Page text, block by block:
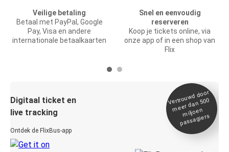
Veilige betaling
Betaal met PayPal, Google
Pay, Visa en andere
internationale betaalkaarten
Snel en eenvoudig
reserveren
Koop je tickets online, via
onze app of in een shop van
Flix
Digitaal ticket en
live tracking
Ontdek de FlixBus-app
Vertrou
wd door
meer dan 500
miljoen
passagiers